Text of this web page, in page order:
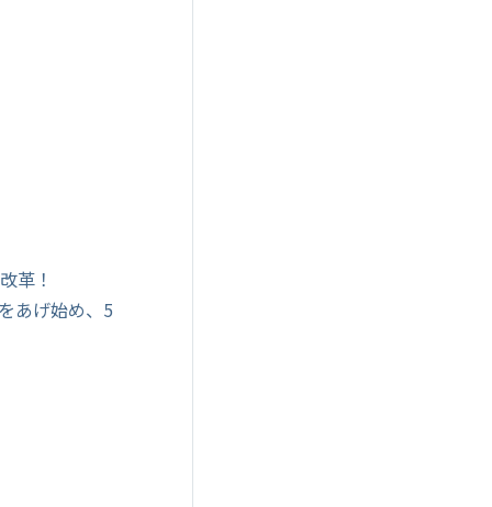
革！
あげ始め、5